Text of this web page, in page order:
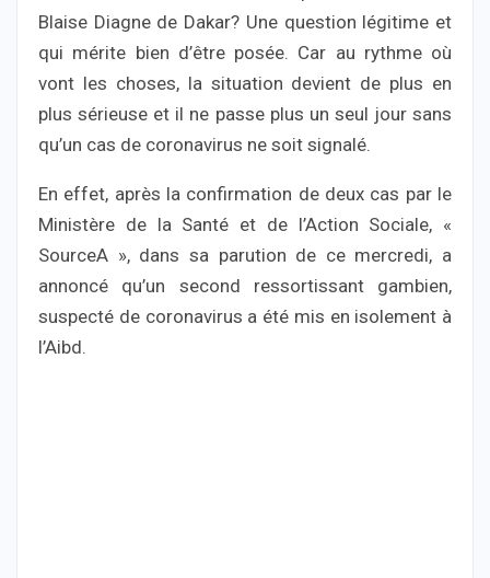
Blaise Diagne de Dakar? Une question légitime et
qui mérite bien d’être posée. Car au rythme où
vont les choses, la situation devient de plus en
plus sérieuse et il ne passe plus un seul jour sans
qu’un cas de coronavirus ne soit signalé.
En effet, après la confirmation de deux cas par le
Ministère de la Santé et de l’Action Sociale, «
SourceA », dans sa parution de ce mercredi, a
annoncé qu’un second ressortissant gambien,
suspecté de coronavirus a été mis en isolement à
l’Aibd.